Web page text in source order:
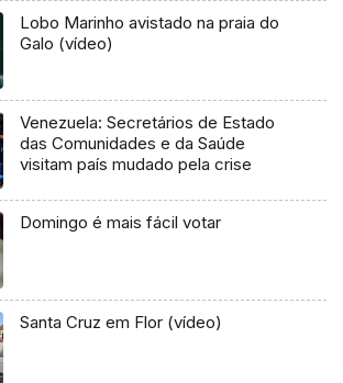
Lobo Marinho avistado na praia do
Galo (vídeo)
Venezuela: Secretários de Estado
das Comunidades e da Saúde
visitam país mudado pela crise
Domingo é mais fácil votar
Santa Cruz em Flor (vídeo)